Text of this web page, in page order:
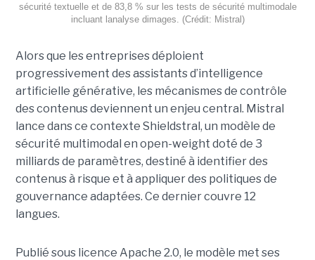
sécurité textuelle et de 83,8 % sur les tests de sécurité multimodale
incluant lanalyse dimages. (Crédit: Mistral)
Alors que les entreprises déploient
progressivement des assistants d’intelligence
artificielle générative, les mécanismes de contrôle
des contenus deviennent un enjeu central. Mistral
lance dans ce contexte Shieldstral, un modèle de
sécurité multimodal en open-weight doté de 3
milliards de paramètres, destiné à identifier des
contenus à risque et à appliquer des politiques de
gouvernance adaptées. Ce derniercouvre 12
langues.
Publié sous licence Apache 2.0, le modèle met ses